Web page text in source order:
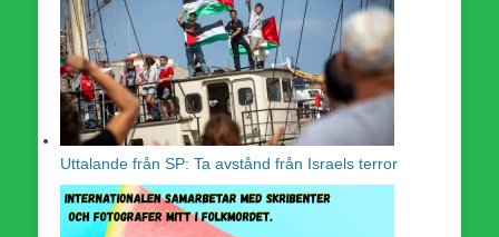
Uttalande från SP: Ta avstånd från Israels terror